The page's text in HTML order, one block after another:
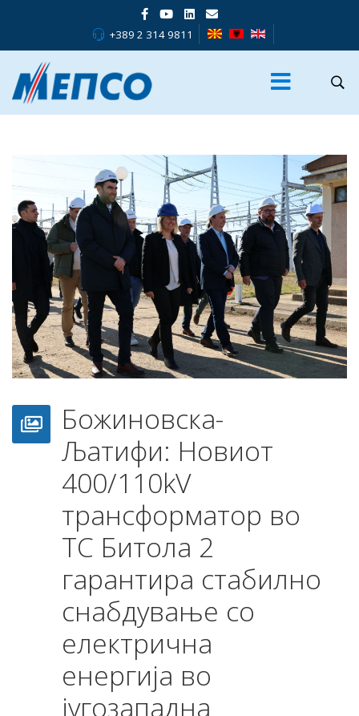
+389 2 314 9811
Божиновска-
Љатифи: Новиот
400/110kV
трансформатор во
ТС Битола 2
гарантира стабилно
снабдување со
електрична
енергија во
југозападна